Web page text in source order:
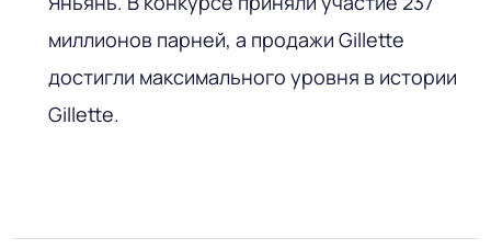
миллионов парней, а продажи Gillette
достигли максимального уровня в истории
Gillette.